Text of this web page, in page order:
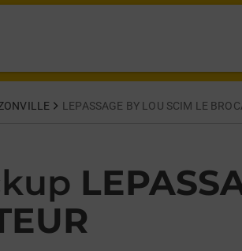
LEPASSAGE BY LOU SCIM LE
DE LA REPUBLIQUE BOUZONVILLE,